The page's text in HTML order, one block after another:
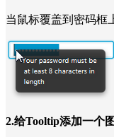
当鼠标覆盖到密码框
2.给Tooltip添加一个